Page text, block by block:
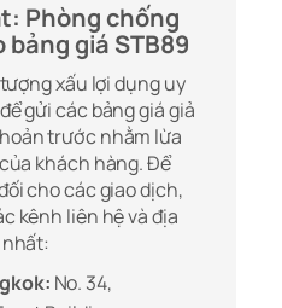
Phòng chống
giá STB89
xấu lợi dụng uy
gửi các bảng giá giả
trước nhằm lừa
khách hàng. Để
cho các giao dịch,
kênh liên hệ và địa
No. 34,